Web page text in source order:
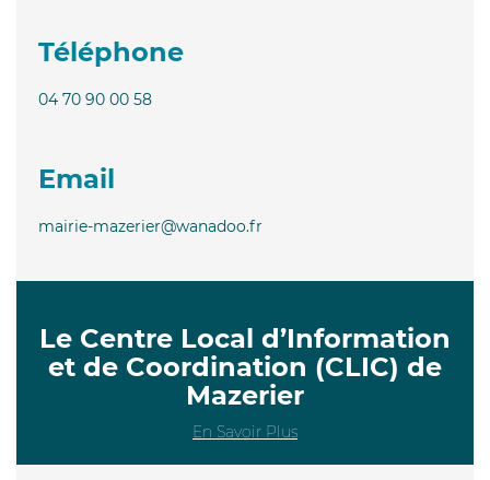
Téléphone
04 70 90 00 58
Email
mairie-mazerier@wanadoo.fr
Le Centre Local d’Information
et de Coordination (CLIC) de
Mazerier
En Savoir Plus